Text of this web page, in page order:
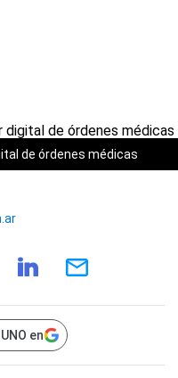
de órdenes médicas
en